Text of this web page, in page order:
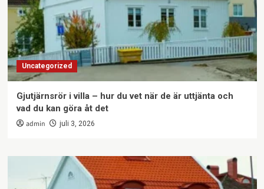
Uncategorized
Gjutjärnsrör i villa – hur du vet när de är uttjänta och
vad du kan göra åt det
admin juli 3, 2026